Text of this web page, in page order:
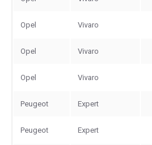
Opel Vivaro
Opel Vivaro
Opel Vivaro
Peugeot Expert
Peugeot Expert